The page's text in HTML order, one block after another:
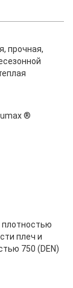
прочная,
®
плотностью
плеч и
750 (DEN)